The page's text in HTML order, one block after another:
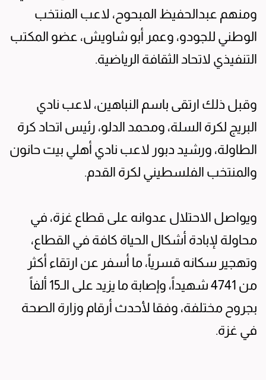
ومنهم عبدالحفيظ المبحوح، لاعب المنتخب
الوطني للجودو، وعمر أبو شاويش، عضو المكتب
التنفيذي لاتحاد الثقافة الرياضية.
وقبل ذلك ارتقى باسم النباهين، لاعب نادي
البريج لكرة السلة، ومحمد الدلو، رئيس اتحاد كرة
الطاولة، ورشيد دبور لاعب نادي أهلي بيت حانون
والمنتخب الفلسطيني لكرة القدم.
ويواصل الاحتلال عدوانه على قطاع غزة، في
محاولة لإبادة أشكال الحياة كافة في القطاع،
وتهجير سكانه قسرياً، ما أسفر عن ارتقاء أكثر
من 4741 شهيداً، وإصابة ما يزيد على الـ15 ألفاً
بجروح مختلفة، وفقا لأحدث أرقام وزارة الصحة
في غزة.